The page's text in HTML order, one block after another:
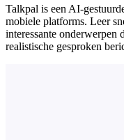
Talkpal is een AI-
mobiele platforms. Leer
interessante onderwerpen
realistische gesproken